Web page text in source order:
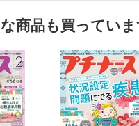
商品も買っていま